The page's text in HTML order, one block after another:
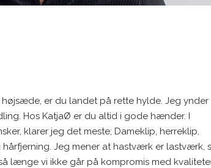
er du landet på rette hylde. Jeg ynder
Hos KatjaØ er du altid i gode hænder. I
klarer jeg det meste; Dameklip, herreklip,
Jeg mener at hastværk er lastværk,
længe vi ikke går på kompromis med